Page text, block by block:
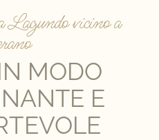
Lagundo vicino a
MODO
E